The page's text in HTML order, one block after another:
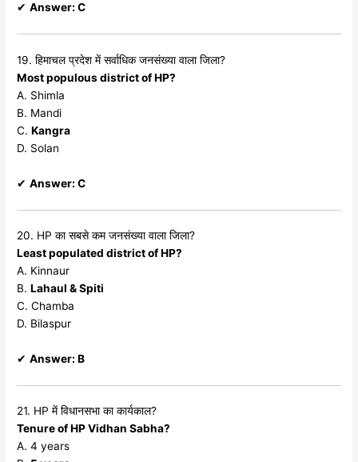
✔Answer: C
19. हिमाचल प्रदेश में सर्वाधिक जनसंख्या वाला जिला?
Most populous district of HP?
A. Shimla
B. Mandi
C.Kangra
D. Solan
✔Answer: C
20. HP का सबसे कम जनसंख्या वाला जिला?
Least populated district of HP?
A. Kinnaur
B.Lahaul & Spiti
C. Chamba
D. Bilaspur
✔Answer: B
21. HP में विधानसभा का कार्यकाल?
Tenure of HP Vidhan Sabha?
A. 4 years